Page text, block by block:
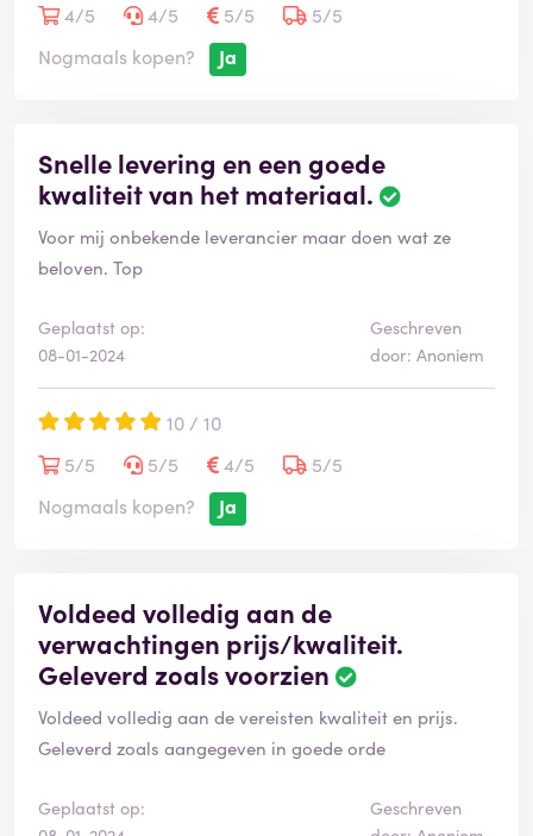
4/5
4/5 5/5
5/5
Nogmaals kopen?
Ja
Snelle levering en een goede
kwaliteit van het materiaal.
Voor mij onbekende leverancier maar doen wat ze
beloven. Top
Geplaatst op:
08-01-2024
Geschreven
door: Anoniem
10 / 10
5/5
5/5 4/5
5/5
Nogmaals kopen?
Ja
Voldeed volledig aan de
verwachtingen prijs/kwaliteit.
Geleverd zoals voorzien
Voldeed volledig aan de vereisten kwaliteit en prijs.
Geleverd zoals aangegeven in goede orde
Geplaatst op:
Geschreven